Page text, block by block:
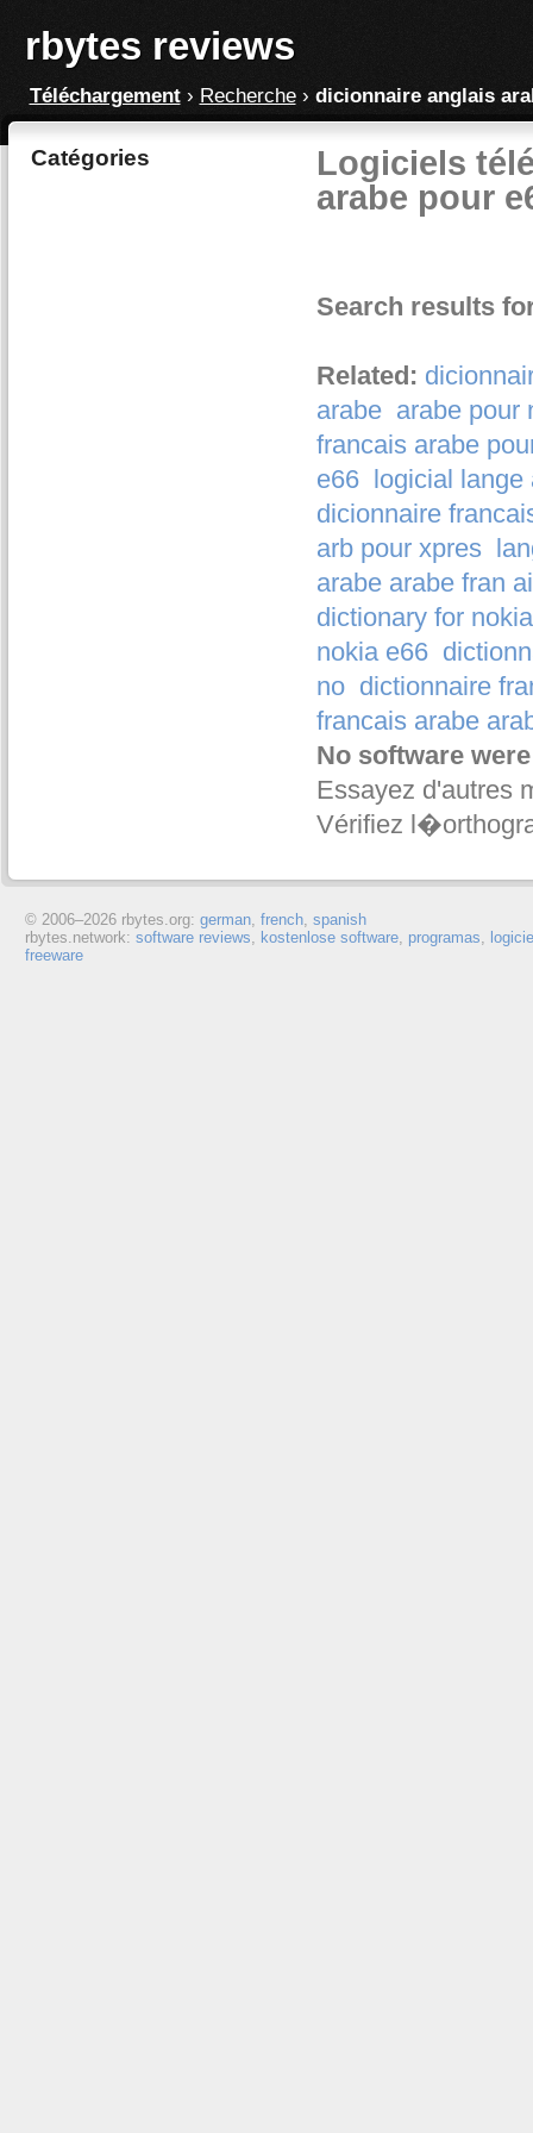
rbytes reviews
Téléchargement› Recherche› dicionnaire anglais
Catégories
Logiciels
arabe pour
Search results
Related:
arabe arabe pour
francais arabe
e66 logicial lange
dicionnaire
arb pour xpres
arabe arabe fran
dictionary for
nokia e66
no dictionnaire
francais arabe
No software
Essayez d'autres
Vérifiez
© 2006–2026 rbytes.org: german, french, spanish
rbytes.network: software reviews, kostenlose software, programas,
freeware